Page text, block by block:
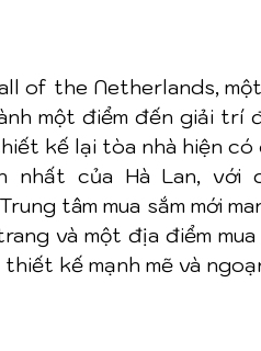
of the Netherlands,
một điểm đến giải trí
kế lại tòa nhà hiện
nhất của Hà Lan,
tâm mua sắm mới
và một địa điểm
kế mạnh mẽ và